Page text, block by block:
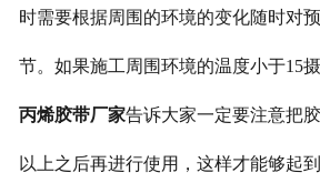
时需要根据周围的环境的变化随时对
节。如果施工周围环境的温度小于15
丙烯胶带厂家告诉大家一定要注意把
以上之后再进行使用，这样才能够起